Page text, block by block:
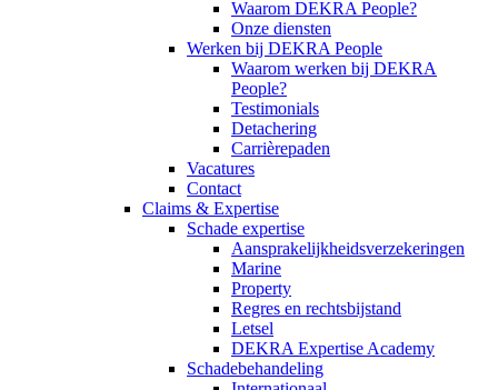
Waarom DEKRA People?
Onze diensten
Werken bij DEKRA People
Waarom werken bij DEKRA
People?
Testimonials
Detachering
Carrièrepaden
Vacatures
Contact
Claims & Expertise
Schade expertise
Aansprakelijkheidsverzekeringen
Marine
Property
Regres en rechtsbijstand
Letsel
DEKRA Expertise Academy
Schadebehandeling